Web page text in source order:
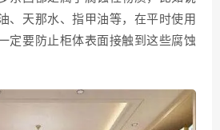
、天那水、指甲油等，在平时使用
定要防止柜体表面接触到这些腐蚀